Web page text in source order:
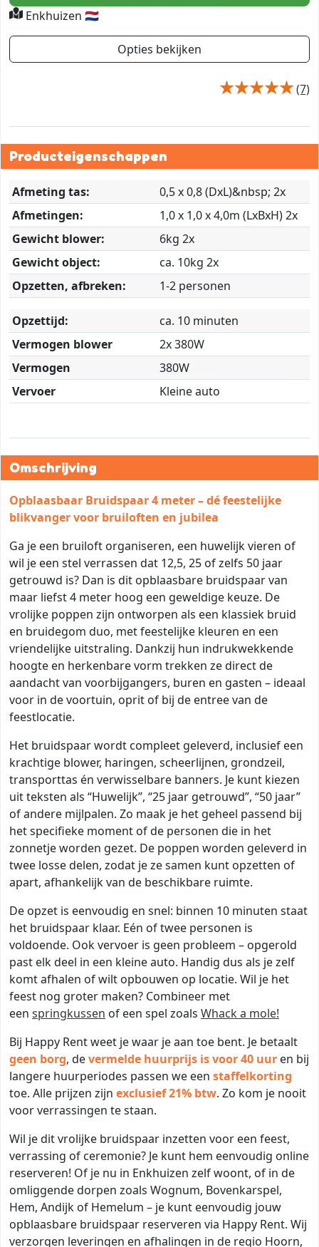
Enkhuizen 🇳🇱
Opties bekijken
(7)
Producteigenschappen
Afmeting tas:
0,5 x 0,8 (DxL)&nbsp; 2x
Afmetingen:
1,0 x 1,0 x 4,0m (LxBxH) 2x
Gewicht blower:
6kg 2x
Gewicht object:
ca. 10kg 2x
Opzetten, afbreken:
1-2 personen
Opzettijd:
ca. 10 minuten
Vermogen blower
2x 380W
Vermogen
380W
Vervoer
Kleine auto
Omschrijving
Opblaasbaar Bruidspaar 4 meter – dé feestelijke
blikvanger voor bruiloften en jubilea
Ga je een bruiloft organiseren, een huwelijk vieren of
wil je een stel verrassen dat 12,5, 25 of zelfs 50 jaar
getrouwd is? Dan is dit opblaasbare bruidspaar van
maar liefst 4 meter hoog een geweldige keuze. De
vrolijke poppen zijn ontworpen als een klassiek bruid
en bruidegom duo, met feestelijke kleuren en een
vriendelijke uitstraling. Dankzij hun indrukwekkende
hoogte en herkenbare vorm trekken ze direct de
aandacht van voorbijgangers, buren en gasten – ideaal
voor in de voortuin, oprit of bij de entree van de
feestlocatie.
Het bruidspaar wordt compleet geleverd, inclusief een
krachtige blower, haringen, scheerlijnen, grondzeil,
transporttas én verwisselbare banners. Je kunt kiezen
uit teksten als “Huwelijk”, “25 jaar getrouwd”, “50 jaar”
of andere mijlpalen. Zo maak je het geheel passend bij
het specifieke moment of de personen die in het
zonnetje worden gezet. De poppen worden geleverd in
twee losse delen, zodat je ze samen kunt opzetten of
apart, afhankelijk van de beschikbare ruimte.
De opzet is eenvoudig en snel: binnen 10 minuten staat
het bruidspaar klaar. Eén of twee personen is
voldoende. Ook vervoer is geen probleem – opgerold
past elk deel in een kleine auto. Handig dus als je zelf
komt afhalen of wilt opbouwen op locatie. Wil je het
feest nog groter maken? Combineer met
een springkussen of een spel zoals Whack a mole!
Bij Happy Rent weet je waar je aan toe bent. Je betaalt
geen borg, devermelde huurprijs is voor 40 uur en bij
langere huurperiodes passen we een staffelkorting
toe. Alle prijzen zijn exclusief 21% btw. Zo kom je nooit
voor verrassingen te staan.
Wil je dit vrolijke bruidspaar inzetten voor een feest,
verrassing of ceremonie? Je kunt hem eenvoudig online
reserveren! Of je nu in Enkhuizen zelf woont, of in de
omliggende dorpen zoals Wognum, Bovenkarspel,
Hem, Andijk of Hemelum – je kunt eenvoudig jouw
opblaasbare bruidspaar reserveren via Happy Rent. Wij
verzorgen leveringen en afhalingen in de regio Hoorn,